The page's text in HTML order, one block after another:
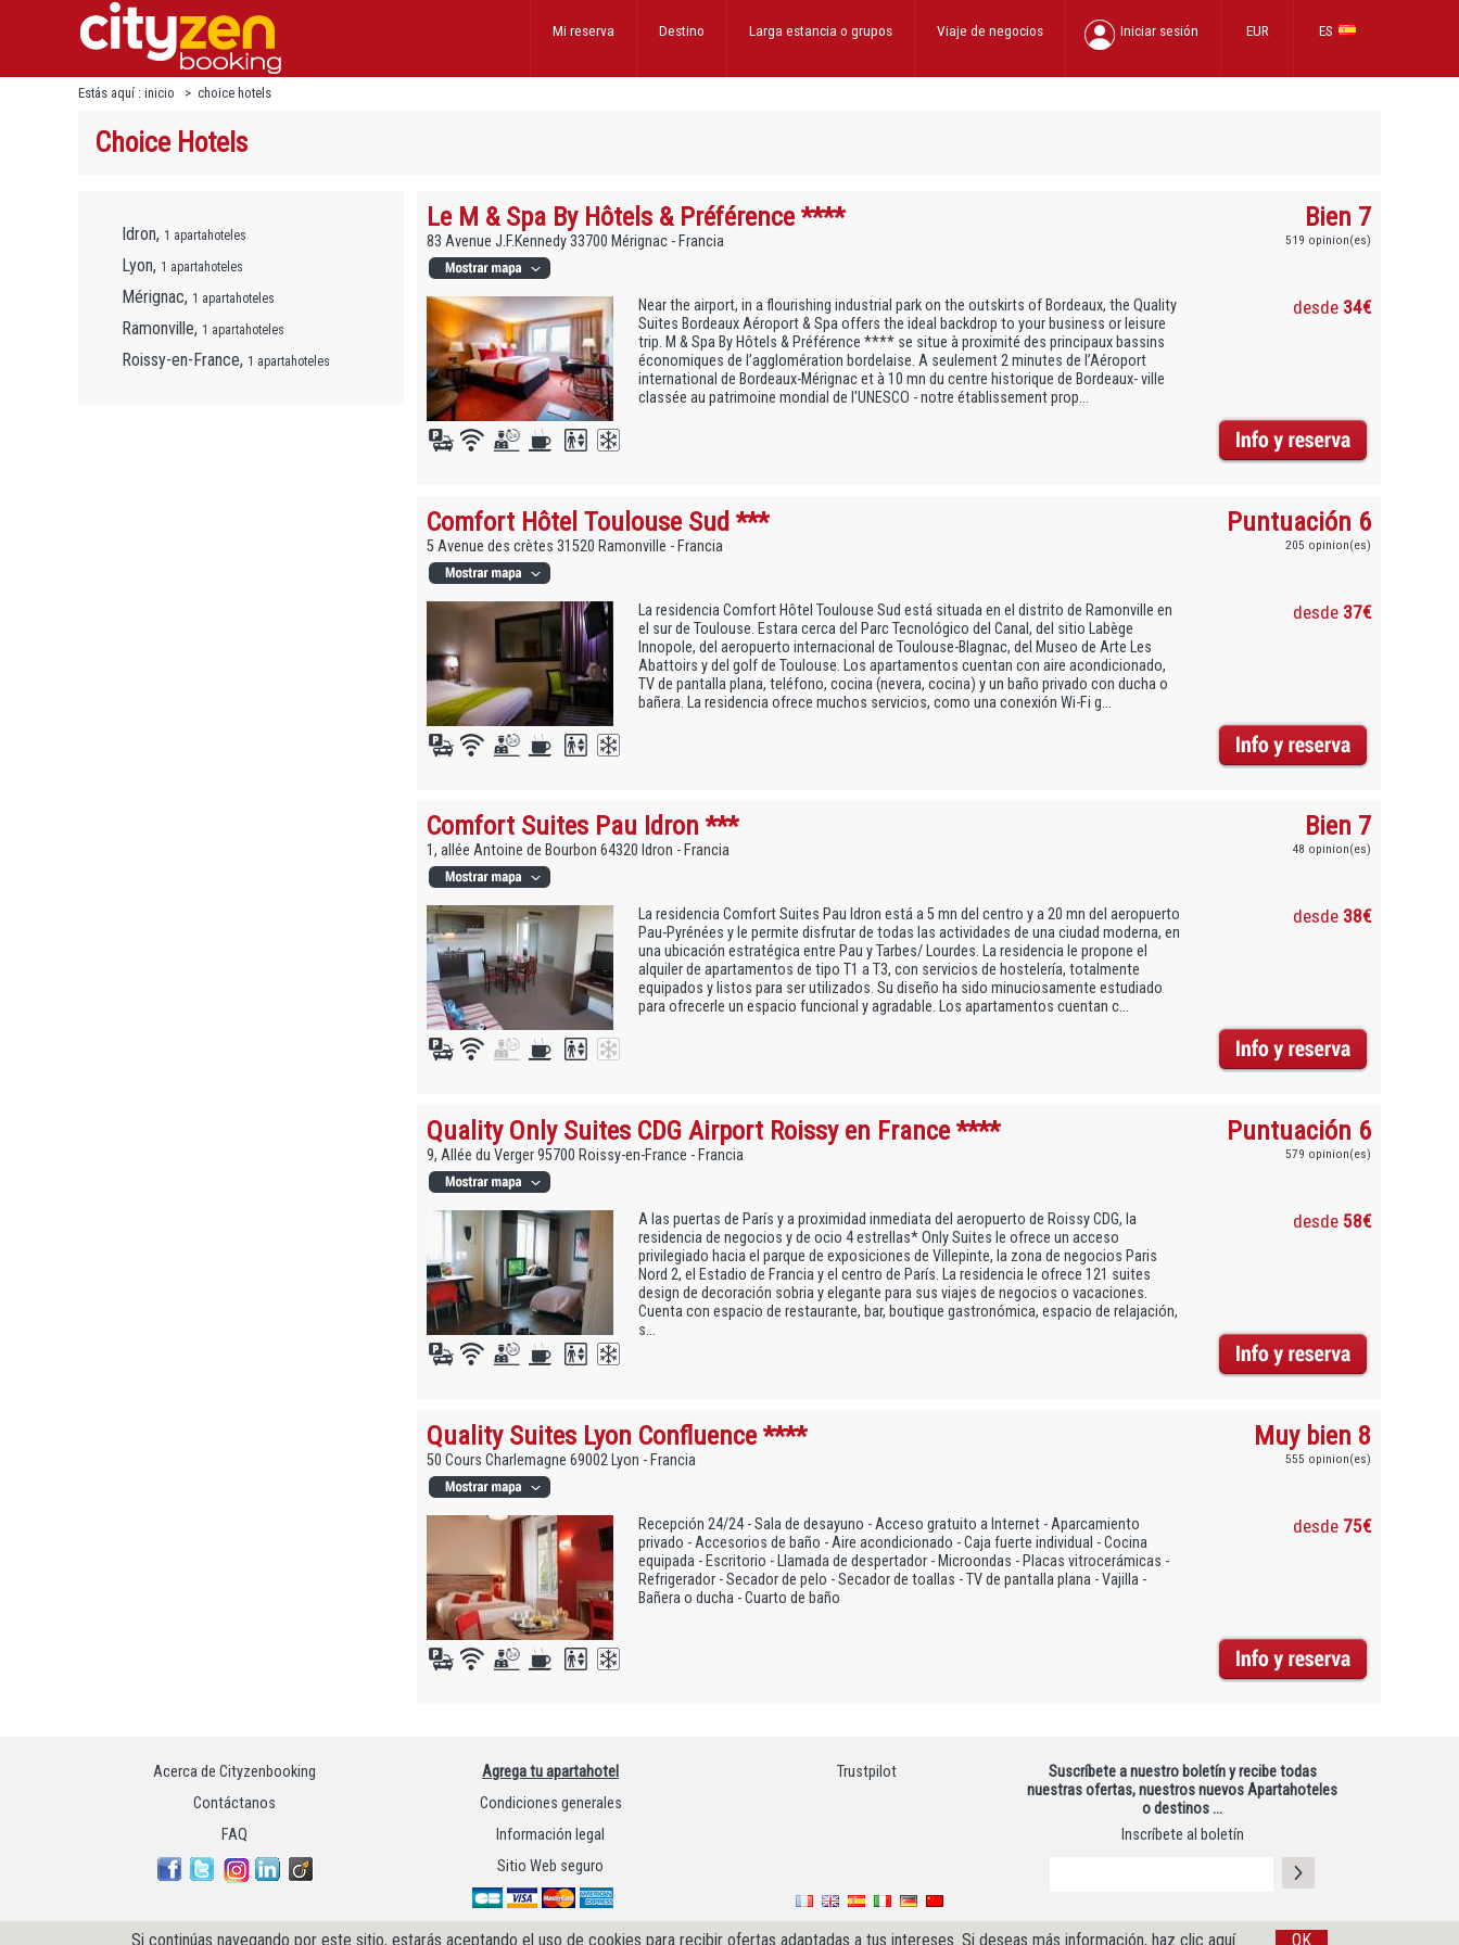
ES
EUR
Iniciar sesión
Viaje de negocios
Larga estancia o grupos
Destino
Mi reserva
Estás aquí : inicio > choice hotels
Choice Hotels
Idron, 1 apartahoteles
Lyon, 1 apartahoteles
Mérignac, 1 apartahoteles
Ramonville, 1 apartahoteles
Roissy-en-France, 1 apartahoteles
Le M & Spa By Hôtels & Préférence ****
83 Avenue J.F.Kennedy 33700 Mérignac - Francia
Bien 7
519 opinion(es)
Near the airport, in a flourishing industrial park on the outskirts of Bordeaux, the Quality
Suites Bordeaux Aéroport & Spa offers the ideal backdrop to your business or leisure
trip. M & Spa By Hôtels & Préférence **** se situe à proximité des principaux bassins
économiques de l’agglomération bordelaise. A seulement 2 minutes de l’Aéroport
international de Bordeaux-Mérignac et à 10 mn du centre historique de Bordeaux- ville
classée au patrimoine mondial de l'UNESCO - notre établissement prop...
desde 34€
Comfort Hôtel Toulouse Sud ***
5 Avenue des crètes 31520 Ramonville - Francia
Puntuación 6
205 opinion(es)
La residencia Comfort Hôtel Toulouse Sud está situada en el distrito de Ramonville en
el sur de Toulouse. Estara cerca del Parc Tecnológico del Canal, del sitio Labège
Innopole, del aeropuerto internacional de Toulouse-Blagnac, del Museo de Arte Les
Abattoirs y del golf de Toulouse. Los apartamentos cuentan con aire acondicionado,
TV de pantalla plana, teléfono, cocina (nevera, cocina) y un baño privado con ducha o
bañera. La residencia ofrece muchos servicios, como una conexión Wi-Fi g...
desde 37€
Comfort Suites Pau Idron ***
1, allée Antoine de Bourbon 64320 Idron - Francia
Bien 7
48 opinion(es)
La residencia Comfort Suites Pau Idron está a 5 mn del centro y a 20 mn del aeropuerto
Pau-Pyrénées y le permite disfrutar de todas las actividades de una ciudad moderna, en
una ubicación estratégica entre Pau y Tarbes/ Lourdes. La residencia le propone el
alquiler de apartamentos de tipo T1 a T3, con servicios de hostelería, totalmente
equipados y listos para ser utilizados. Su diseño ha sido minuciosamente estudiado
para ofrecerle un espacio funcional y agradable. Los apartamentos cuentan c...
desde 38€
Quality Only Suites CDG Airport Roissy en France ****
9, Allée du Verger 95700 Roissy-en-France - Francia
Puntuación 6
579 opinion(es)
A las puertas de París y a proximidad inmediata del aeropuerto de Roissy CDG, la
residencia de negocios y de ocio 4 estrellas* Only Suites le ofrece un acceso
privilegiado hacia el parque de exposiciones de Villepinte, la zona de negocios Paris
Nord 2, el Estadio de Francia y el centro de París. La residencia le ofrece 121 suites
design de decoración sobria y elegante para sus viajes de negocios o vacaciones.
Cuenta con espacio de restaurante, bar, boutique gastronómica, espacio de relajación,
s...
desde 58€
Quality Suites Lyon Confluence ****
50 Cours Charlemagne 69002 Lyon - Francia
Muy bien 8
555 opinion(es)
Recepción 24/24 - Sala de desayuno - Acceso gratuito a Internet - Aparcamiento
privado - Accesorios de baño - Aire acondicionado - Caja fuerte individual - Cocina
equipada - Escritorio - Llamada de despertador - Microondas - Placas vitrocerámicas -
Refrigerador - Secador de pelo - Secador de toallas - TV de pantalla plana - Vajilla -
Bañera o ducha - Cuarto de baño
desde 75€
Acerca de Cityzenbooking
Contáctanos
FAQ
Agrega tu apartahotel
Condiciones generales
Información legal
Sitio Web seguro
Trustpilot
Suscríbete a nuestro boletín y recibe todas
nuestras ofertas, nuestros nuevos Apartahoteles
o destinos …
Inscríbete al boletín
Si continúas navegando por este sitio, estarás aceptando el uso de cookies para recibir ofertas adaptadas a tus intereses. Si deseas más información, haz clic aquí. OK